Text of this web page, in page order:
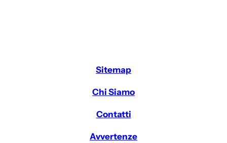
Sitemap
Chi Siamo
Contatti
Avvertenze